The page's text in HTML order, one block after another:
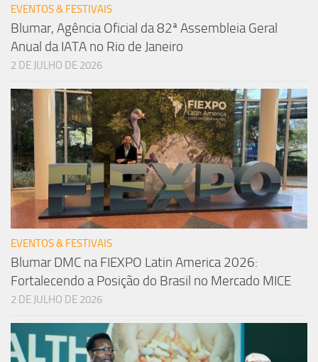
EVENTOS & FESTIVAIS
Blumar, Agência Oficial da 82ª Assembleia Geral
Anual da IATA no Rio de Janeiro
2 DE JULHO DE 2026
EVENTOS & FESTIVAIS
Blumar DMC na FIEXPO Latin America 2026:
Fortalecendo a Posição do Brasil no Mercado MICE
2 DE JULHO DE 2026